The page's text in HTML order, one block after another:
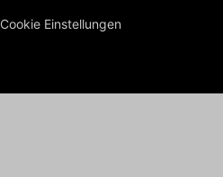
Cookie Einstellungen